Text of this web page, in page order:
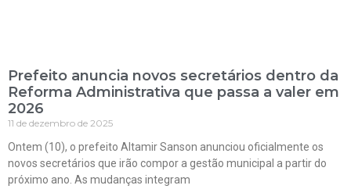
Prefeito anuncia novos secretários dentro da
Reforma Administrativa que passa a valer em
2026
11 de dezembro de 2025
Ontem (10), o prefeito Altamir Sanson anunciou oficialmente os
novos secretários que irão compor a gestão municipal a partir do
próximo ano. As mudanças integram